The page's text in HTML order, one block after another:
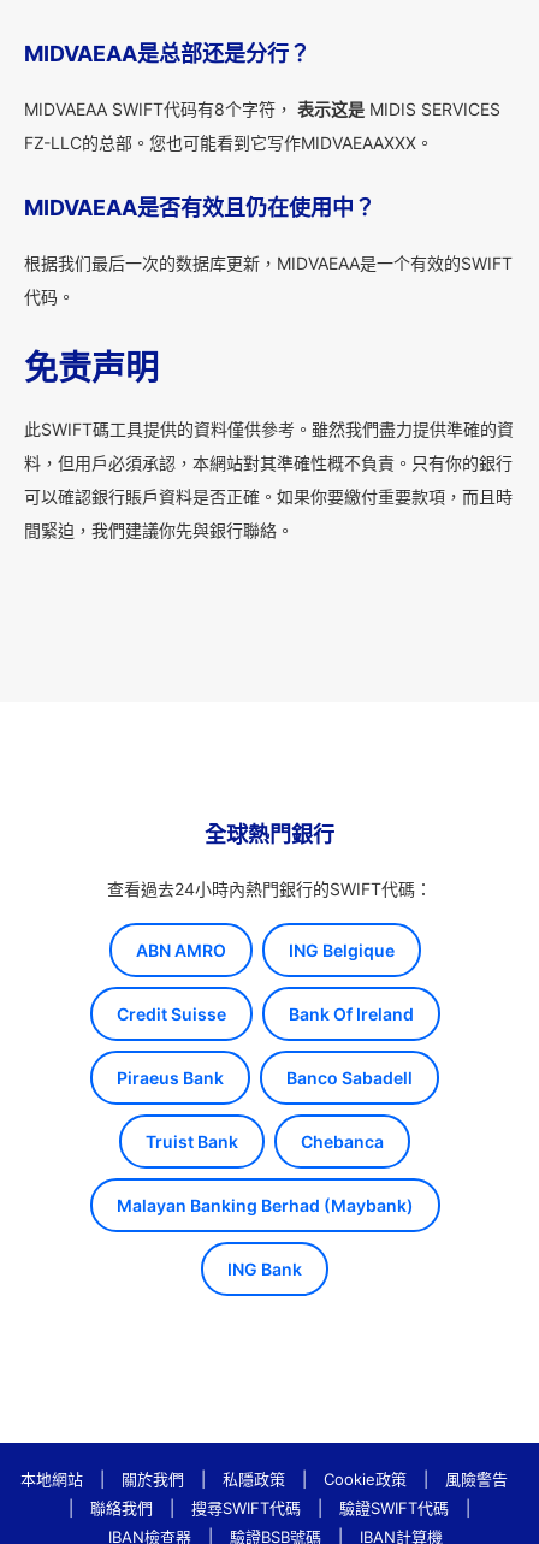
MIDVAEAA是总部还是分行？
MIDVAEAA SWIFT代码有8个字符， 表示这是 MIDIS SERVICES
FZ-LLC的总部。您也可能看到它写作MIDVAEAAXXX。
MIDVAEAA是否有效且仍在使用中？
根据我们最后一次的数据库更新，MIDVAEAA是一个有效的SWIFT
代码。
免责声明
此SWIFT碼工具提供的資料僅供參考。雖然我們盡力提供準確的資
料，但用戶必須承認，本網站對其準確性概不負責。只有你的銀行
可以確認銀行賬戶資料是否正確。如果你要繳付重要款項，而且時
間緊迫，我們建議你先與銀行聯絡。
全球熱門銀行
查看過去24小時內熱門銀行的SWIFT代碼：
ABN AMRO ING Belgique
Credit Suisse Bank Of Ireland
Piraeus Bank Banco Sabadell
Truist Bank Chebanca
Malayan Banking Berhad (Maybank)
ING Bank
本地網站 關於我們 私隱政策 Cookie政策
風險警告
聯絡我們 搜尋SWIFT代碼 驗證SWIFT代碼
IBAN檢查器
驗證BSB號碼 IBAN計算機